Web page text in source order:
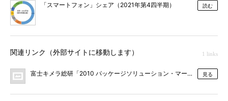
「スマートフォン」シェア（2021年第4四半期） 読む
関連リンク（外部サイトに移動します） 1 links
富士キメラ総研「2010 パッケージソリューション・マーケティング便
見る